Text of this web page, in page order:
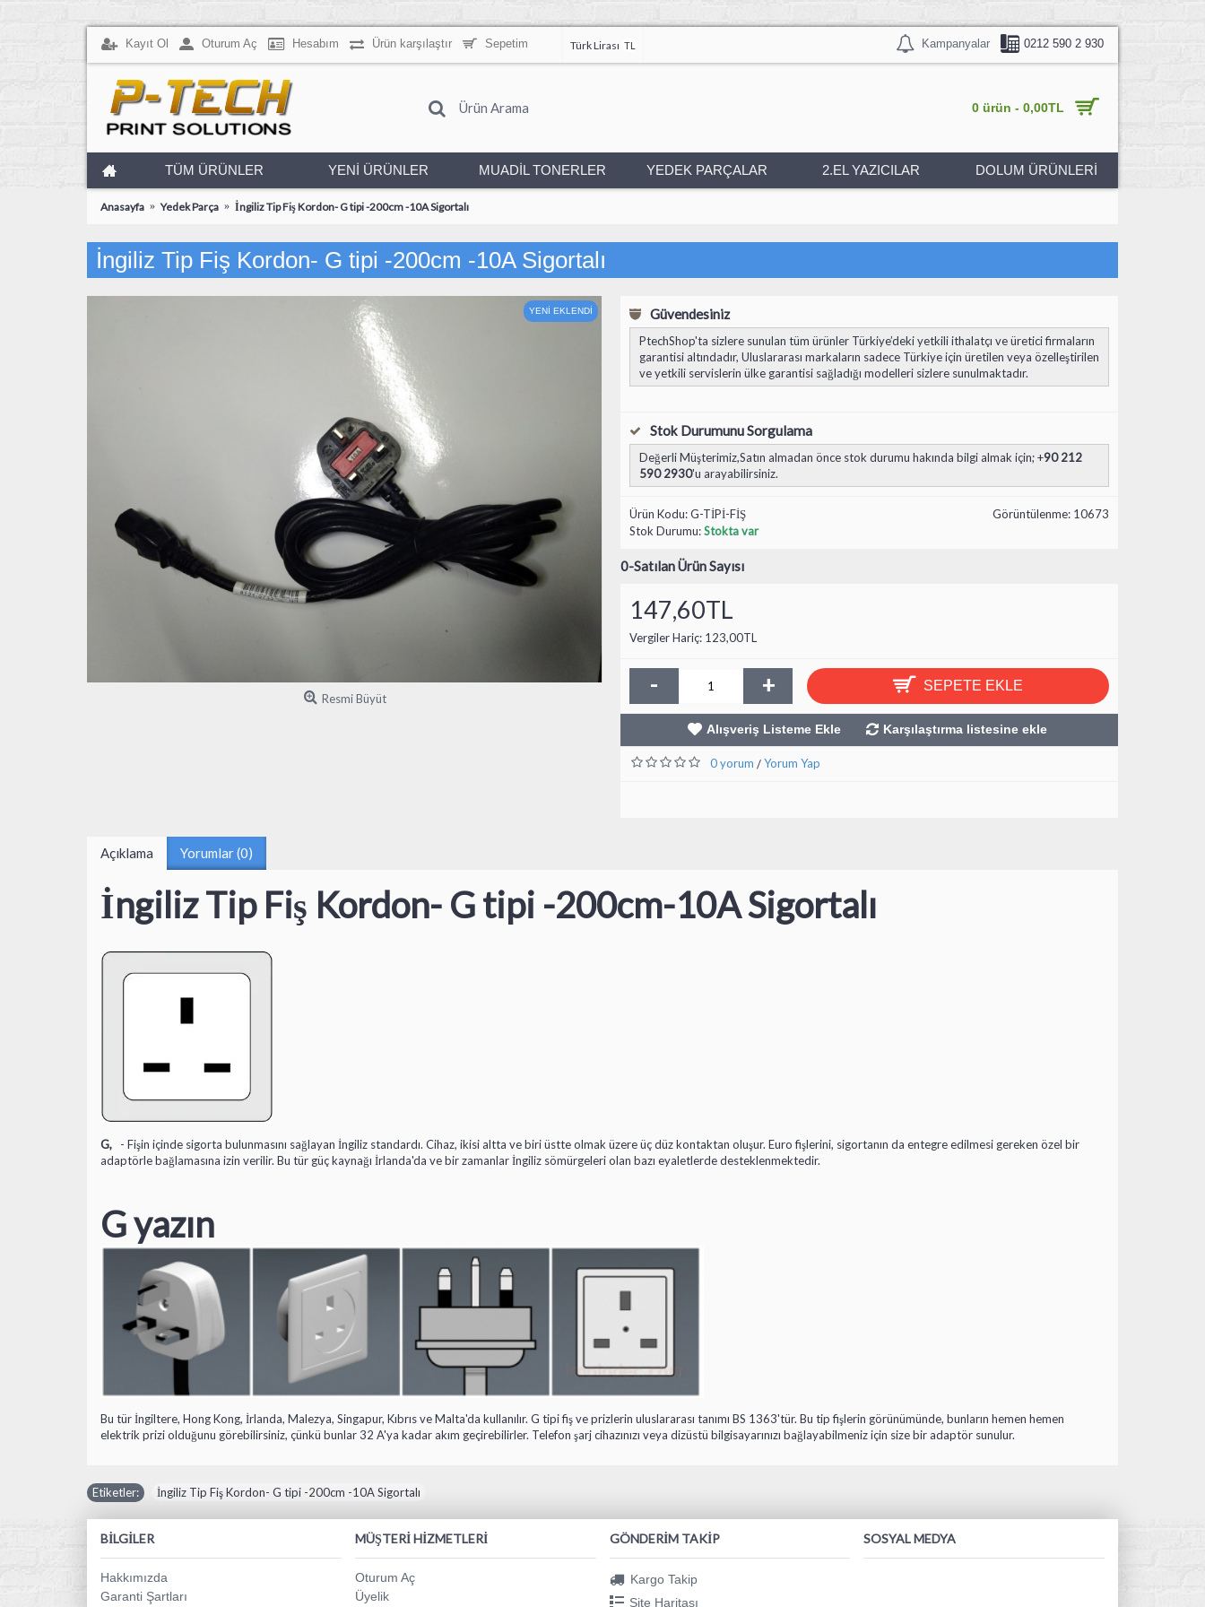
Kayıt Ol Oturum Aç Hesabım Ürün karşılaştır Sepetim Türk Lirası TL Kampanyalar 0212 590 2 930
0 ürün - 0,00TL
TÜM ÜRÜNLER YENİ ÜRÜNLER MUADİL TONERLER YEDEK PARÇALAR 2.EL YAZICILAR DOLUM ÜRÜNLERİ
Anasayfa Yedek Parça İngiliz Tip Fiş Kordon- G tipi -200cm -10A Sigortalı
İngiliz Tip Fiş Kordon- G tipi -200cm -10A Sigortalı
YENİ EKLENDİ
Resmi Büyüt
Güvendesiniz
PtechShop'ta sizlere sunulan tüm ürünler Türkiye’deki yetkili ithalatçı ve üretici firmaların
garantisi altındadır, Uluslararası markaların sadece Türkiye için üretilen veya özelleştirilen
ve yetkili servislerin ülke garantisi sağladığı modelleri sizlere sunulmaktadır.
Stok Durumunu Sorgulama
Değerli Müşterimiz,Satın almadan önce stok durumu hakında bilgi almak için; +90 212
590 2930'u arayabilirsiniz.
Görüntülenme: 10673
Ürün Kodu:G-TİPİ-FİŞ
Stok Durumu:Stokta var
0-Satılan Ürün Sayısı
147,60TL
Vergiler Hariç: 123,00TL
- + SEPETE EKLE
Alışveriş Listeme Ekle Karşılaştırma listesine ekle
0 yorum /Yorum Yap
Açıklama Yorumlar (0)
İngiliz Tip Fiş Kordon- G tipi -200cm-10A Sigortalı
G, - Fişin içinde sigorta bulunmasını sağlayan İngiliz standardı. Cihaz, ikisi altta ve biri üstte olmak üzere üç düz kontaktan oluşur. Euro fişlerini, sigortanın da entegre edilmesi gereken özel bir
adaptörle bağlamasına izin verilir. Bu tür güç kaynağı İrlanda'da ve bir zamanlar İngiliz sömürgeleri olan bazı eyaletlerde desteklenmektedir.
G yazın
Bu tür İngiltere, Hong Kong, İrlanda, Malezya, Singapur, Kıbrıs ve Malta'da kullanılır. G tipi fiş ve prizlerin uluslararası tanımı BS 1363'tür. Bu tip fişlerin görünümünde, bunların hemen hemen
elektrik prizi olduğunu görebilirsiniz, çünkü bunlar 32 A'ya kadar akım geçirebilirler. Telefon şarj cihazınızı veya dizüstü bilgisayarınızı bağlayabilmeniz için size bir adaptör sunulur.
Etiketler: İngiliz Tip Fiş Kordon- G tipi -200cm -10A Sigortalı
BILGILER
Hakkımızda
Garanti Şartları
MÜŞTERI HIZMETLERI
Oturum Aç
Üyelik
GÖNDERIM TAKIP
Kargo Takip
Site Haritası
SOSYAL MEDYA